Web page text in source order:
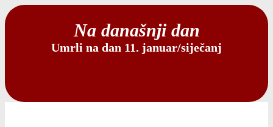
Na današnji dan
Umrli na dan 11. januar/siječanj